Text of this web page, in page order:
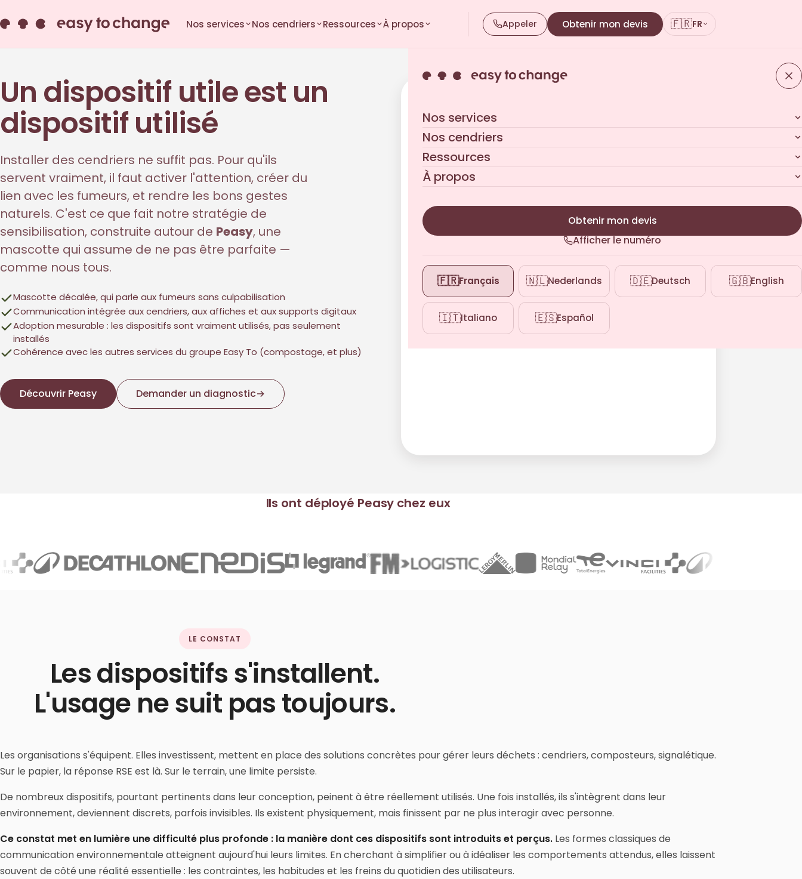
Nos services Nos cendriers Ressources À propos Appeler Obtenir mon devis 🇫🇷FR
Nos services
Nos cendriers
Ressources
À propos
Obtenir mon devis
Afficher le numéro
🇫🇷Français 🇳🇱Nederlands 🇩🇪Deutsch 🇬🇧English
🇮🇹Italiano 🇪🇸Español
Un dispositif utile est un
dispositif utilisé
Installer des cendriers ne suffit pas. Pour qu'ils
servent vraiment, il faut activer l'attention, créer du
lien avec les fumeurs, et rendre les bons gestes
naturels. C'est ce que fait notre stratégie de
sensibilisation, construite autour de Peasy, une
mascotte qui assume de ne pas être parfaite —
comme nous tous.
Mascotte décalée, qui parle aux fumeurs sans culpabilisation
Communication intégrée aux cendriers, aux affiches et aux supports digitaux
Adoption mesurable : les dispositifs sont vraiment utilisés, pas seulement
installés
Cohérence avec les autres services du groupe Easy To (compostage, et plus)
Découvrir Peasy Demander un diagnostic→
Réponse sous 24h ouvrées · Sans engagement
Ils ont déployé Peasy chez eux
LE CONSTAT
Les dispositifs s'installent.
L'usage ne suit pas toujours.
Les organisations s'équipent. Elles investissent, mettent en place des solutions concrètes pour gérer leurs déchets : cendriers, composteurs, signalétique.
Sur le papier, la réponse RSE est là. Sur le terrain, une limite persiste.
De nombreux dispositifs, pourtant pertinents dans leur conception, peinent à être réellement utilisés. Une fois installés, ils s'intègrent dans leur
environnement, deviennent discrets, parfois invisibles. Ils existent physiquement, mais finissent par ne plus interagir avec personne.
Ce constat met en lumière une difficulté plus profonde : la manière dont ces dispositifs sont introduits et perçus. Les formes classiques de
communication environnementale atteignent aujourd'hui leurs limites. En cherchant à simplifier ou à idéaliser les comportements attendus, elles laissent
souvent de côté une réalité essentielle : les contraintes, les habitudes et les freins du quotidien des utilisateurs.